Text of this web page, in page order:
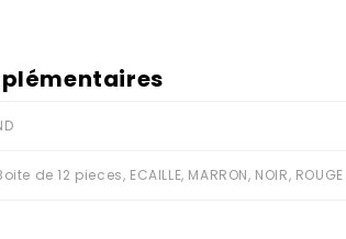
de 12 pieces, ECAILLE, MARRON, NOIR, ROUGE